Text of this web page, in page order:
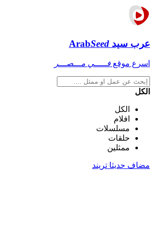
عرب سيد ArabSeed
اسرع موقع فـــــي مـــصـــر
الكل
الكل
افلام
مسلسلات
حلقات
ممثلين
مضاف حديثا تريند